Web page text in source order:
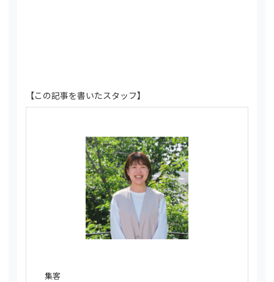
【この記事を書いたスタッフ】
集客